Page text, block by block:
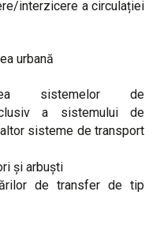
interzicere a circulației
urbană
sistemelor de
a sistemului de
sisteme de transport
și arbuști
de transfer de tip